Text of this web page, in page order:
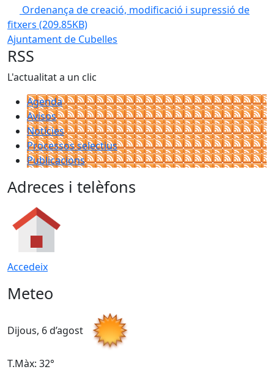
Ordenança de creació, modificació i supressió de
fitxers (209.85KB)
Ajuntament de Cubelles
RSS
L'actualitat a un clic
Agenda
Avisos
Notícies
Processos selectius
Publicacions
Adreces i telèfons
Accedeix
Meteo
Dijous, 6 d’agost
T.Màx: 32°